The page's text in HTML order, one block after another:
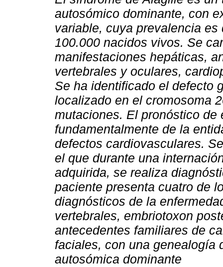
autosómico dominante, con
variable, cuya prevalencia es
100.000 nacidos vivos. Se
manifestaciones hepáticas,
vertebrales y oculares,
Se ha identificado el defecto
localizado en el cromosoma
mutaciones. El pronóstico
fundamentalmente de la
defectos cardiovasculares.
el que durante una
adquirida, se realiza
paciente presenta cuatro de
diagnósticos de la
vertebrales, embriotoxon
antecedentes familiares de
faciales, con una genealogía
autosómica dominante